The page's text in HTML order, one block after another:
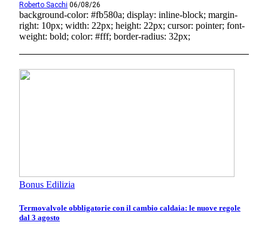
Roberto Sacchi 06/08/26
background-color: #fb580a; display: inline-block; margin-
right: 10px; width: 22px; height: 22px; cursor: pointer; font-
weight: bold; color: #fff; border-radius: 32px;
Bonus Edilizia
Termovalvole obbligatorie con il cambio caldaia: le nuove regole
dal 3 agosto